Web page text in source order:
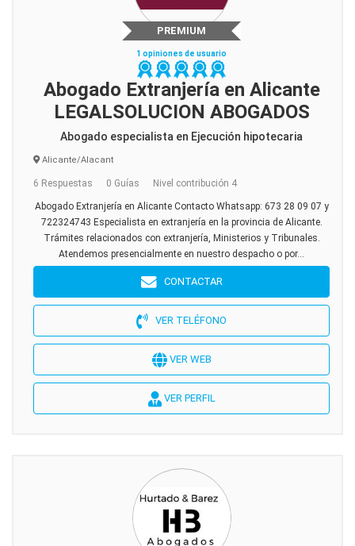
PREMIUM
1 opiniones de usuario
Abogado Extranjería en Alicante
LEGALSOLUCION ABOGADOS
Abogado especialista en Ejecución hipotecaria
Alicante/Alacant
6 Respuestas 0 Guías Nivel contribución 4
Abogado Extranjería en Alicante Contacto Whatsapp: 673 28 09 07 y
722324743 Especialista en extranjería en la provincia de Alicante.
Trámites relacionados con extranjería, Ministerios y Tribunales.
Atendemos presencialmente en nuestro despacho o por...
CONTACTAR
VER TELÉFONO
VER WEB
VER PERFIL